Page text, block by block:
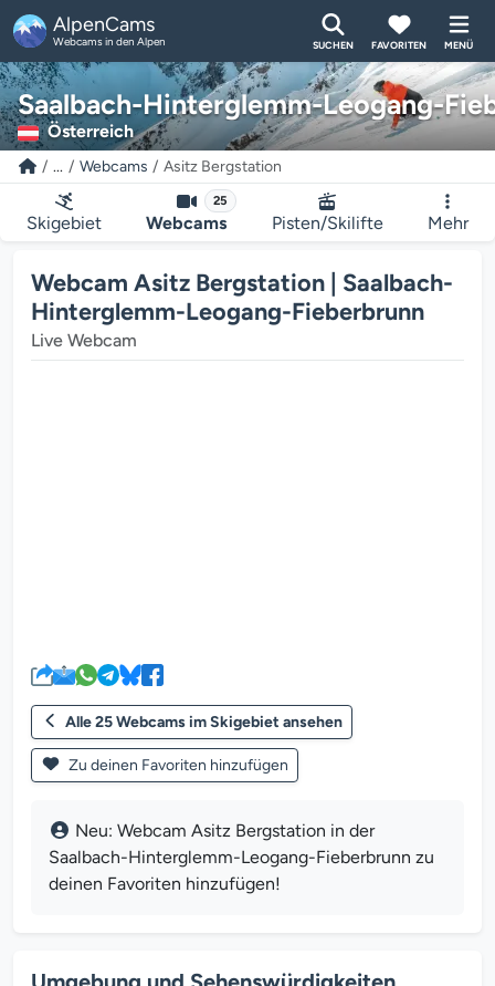
AlpenCams
Webcams in den Alpen SUCHEN FAVORITEN MENÜ
Saalbach-Hinterglemm-Leogang-
Österreich
... Webcams Asitz Bergstation
Skigebiet
25
Webcams Pisten/Skilifte Mehr
Webcam Asitz Bergstation | Saalbach-
Hinterglemm-Leogang-Fieberbrunn
Live Webcam
Alle 25 Webcams im Skigebiet ansehen
Zu deinen Favoriten hinzufügen
Neu: Webcam Asitz Bergstation in der
Saalbach-Hinterglemm-Leogang-Fieberbrunn zu
deinen Favoriten hinzufügen!